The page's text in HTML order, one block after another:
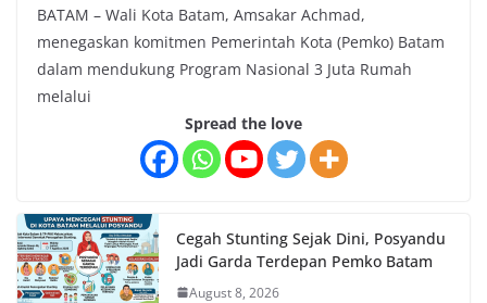
BATAM – Wali Kota Batam, Amsakar Achmad,
menegaskan komitmen Pemerintah Kota (Pemko) Batam
dalam mendukung Program Nasional 3 Juta Rumah
melalui
Spread the love
Cegah Stunting Sejak Dini, Posyandu
Jadi Garda Terdepan Pemko Batam
August 8, 2026